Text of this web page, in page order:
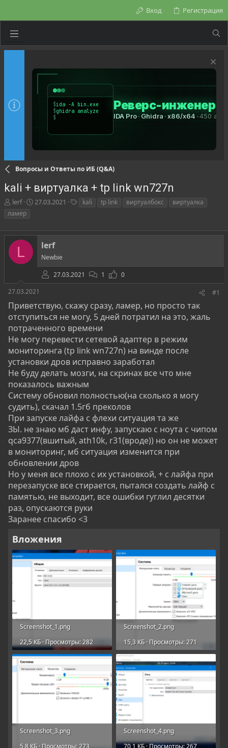
Вход Регистрация
Вопросы и Ответы по ИБ (Q&A)
kali + виртуалка + tp link wn727n
А
в
о
р
м
lerf
Д
а
н
а
а
27.03.2021
и
kali tp link виртуалбокс
виртуалка
ламер
L lerf
Newbie
27.03.2021
1
0
27.03.2021
#1
Приветствую, скажу сразу, ламер, но просто так
отступиться не могу, 5 дней потратил на это, жаль
потраченного времени
Не могу перевести сетевой адаптер в режим
мониторинга (tp link wn727n) на винде после
установки дров исправно заработал
Не буду делать мозги, на скринах все что мне
показалось важным
Систему обновил полностью(на сколько я могу
судить), скачал 1.5гб преколов
При запуске лайфа с флехи ситуация та же
ЗЫ. не знаю мб даст инфу, запускаю с ноута с чипом
qca9377(вшитый, ath10k, r31(вроде)) но он не может
в мониторинг, мб ситуация изменится при
обновлении дров
Но у меня все плохо с их установкой, + с лайфа при
перезапуске все стирается, пытался создать лайф с
памятью, не выходит, все ошибки гуглил десятки
раз, опускаются руки
Заранее спасибо <3
Вложения
Screenshot_1.png
22,5 КБ · Просмотры: 282
Screenshot_2.png
15,3 КБ · Просмотры: 271
Screenshot_3.png
5,8 КБ · Просмотры: 273
Screenshot_4.png
70,1 КБ · Просмотры: 267